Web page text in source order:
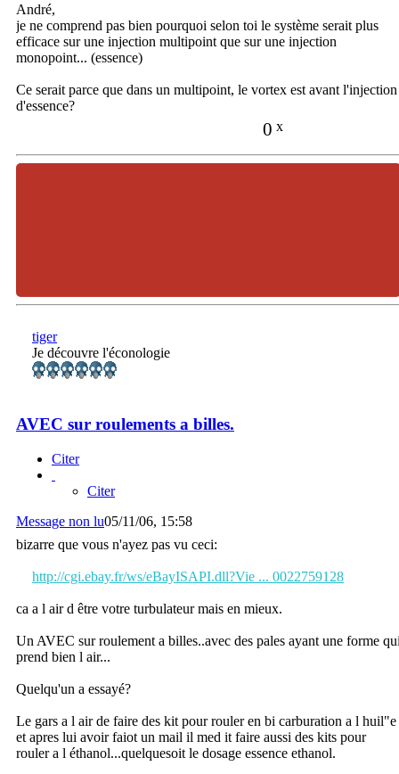
André,
je ne comprend pas bien pourquoi selon toi le système serait plus
efficace sur une injection multipoint que sur une injection
monopoint... (essence)
Ce serait parce que dans un multipoint, le vortex est avant l'injection
d'essence?
0 x
tiger
Je découvre l'éconologie
AVEC sur roulements a billes.
Citer
Citer
Message non lu05/11/06, 15:58
bizarre que vous n'ayez pas vu ceci:
http://cgi.ebay.fr/ws/eBayISAPI.dll?Vie ... 0022759128
ca a l air d être votre turbulateur mais en mieux.
Un AVEC sur roulement a billes..avec des pales ayant une forme
prend bien l air...
Quelqu'un a essayé?
Le gars a l air de faire des kit pour rouler en bi carburation a l huil"e
et apres lui avoir faiot un mail il med it faire aussi des kits pour
rouler a l éthanol...quelquesoit le dosage essence ethanol.